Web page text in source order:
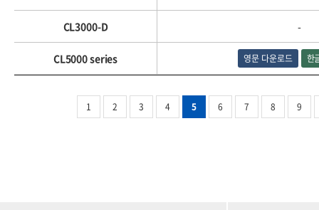
CL3000-D -
CL5000 series 영문 다운로드 한
1 2 3 4 5 6 7 8 9